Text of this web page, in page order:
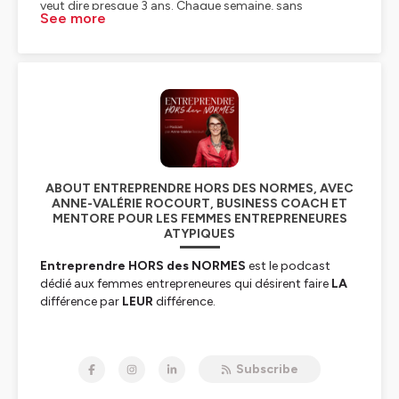
See more
ABOUT ENTREPRENDRE HORS DES NORMES, AVEC
ANNE-VALÉRIE ROCOURT, BUSINESS COACH ET
MENTORE POUR LES FEMMES ENTREPRENEURES
ATYPIQUES
Entreprendre HORS des NORMES est le podcast
dédié aux femmes entrepreneures qui désirent faire LA
différence par LEURdifférence.
décalées
, et qui veulent se créer une vie riche et libre,
Subscribe